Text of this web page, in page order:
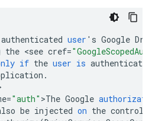
authenticated user ' s Google
the <see cref=
if the user is authenticated
.
="auth" >The Google
be injected on the